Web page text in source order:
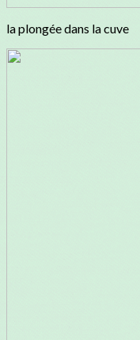
la plongée dans la cuve